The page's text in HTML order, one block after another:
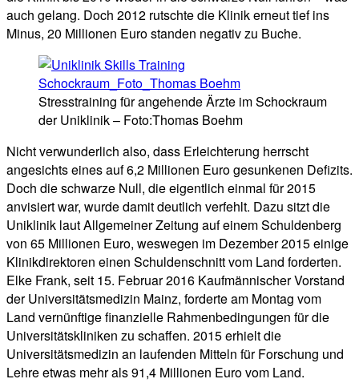
auch gelang. Doch 2012 rutschte die Klinik erneut tief ins
Minus, 20 Millionen Euro standen negativ zu Buche.
Stresstraining für angehende Ärzte im Schockraum
der Uniklinik – Foto:Thomas Boehm
Nicht verwunderlich also, dass Erleichterung herrscht
angesichts eines auf 6,2 Millionen Euro gesunkenen Defizits.
Doch die schwarze Null, die eigentlich einmal für 2015
anvisiert war, wurde damit deutlich verfehlt. Dazu sitzt die
Uniklinik laut Allgemeiner Zeitung auf einem Schuldenberg
von 65 Millionen Euro, weswegen im Dezember 2015 einige
Klinikdirektoren einen Schuldenschnitt vom Land forderten.
Elke Frank, seit 15. Februar 2016 Kaufmännischer Vorstand
der Universitätsmedizin Mainz, forderte am Montag vom
Land vernünftige finanzielle Rahmenbedingungen für die
Universitätskliniken zu schaffen. 2015 erhielt die
Universitätsmedizin an laufenden Mitteln für Forschung und
Lehre etwas mehr als 91,4 Millionen Euro vom Land.